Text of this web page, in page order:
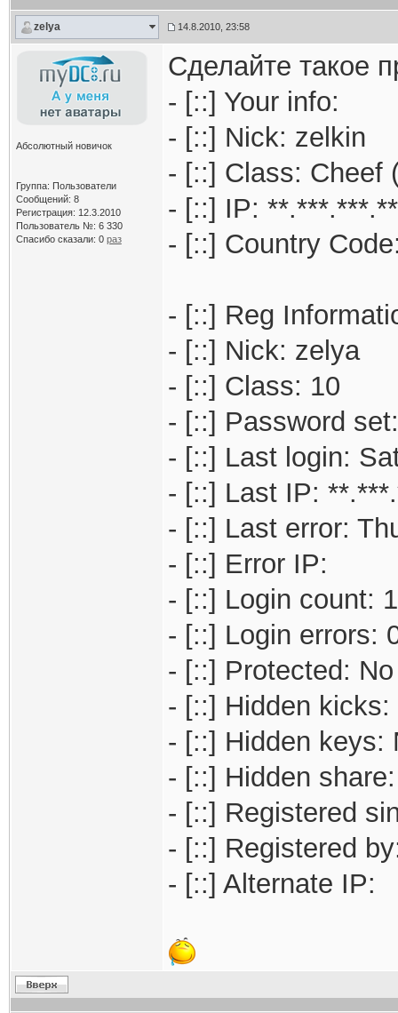
zelya 14.8.2010, 23:58
Абсолютный новичок
Группа: Пользователи
Сообщений: 8
Регистрация: 12.3.2010
Пользователь №: 6 330
Спасибо сказали: 0 раз
Сделайте такое
- [::] Your info:
- [::] Nick: zelkin
- [::] Class: Cheef
- [::] IP: **.***.***.**
- [::] Country
- [::] Reg
- [::] Nick: zelya
- [::] Class: 10
- [::] Password
- [::] Last login:
- [::] Last IP:
- [::] Last error:
- [::] Error IP:
- [::] Login count:
- [::] Login errors:
- [::] Protected: No
- [::] Hidden kicks:
- [::] Hidden keys:
- [::] Hidden
- [::] Registered
- [::] Registered
- [::] Alternate IP: